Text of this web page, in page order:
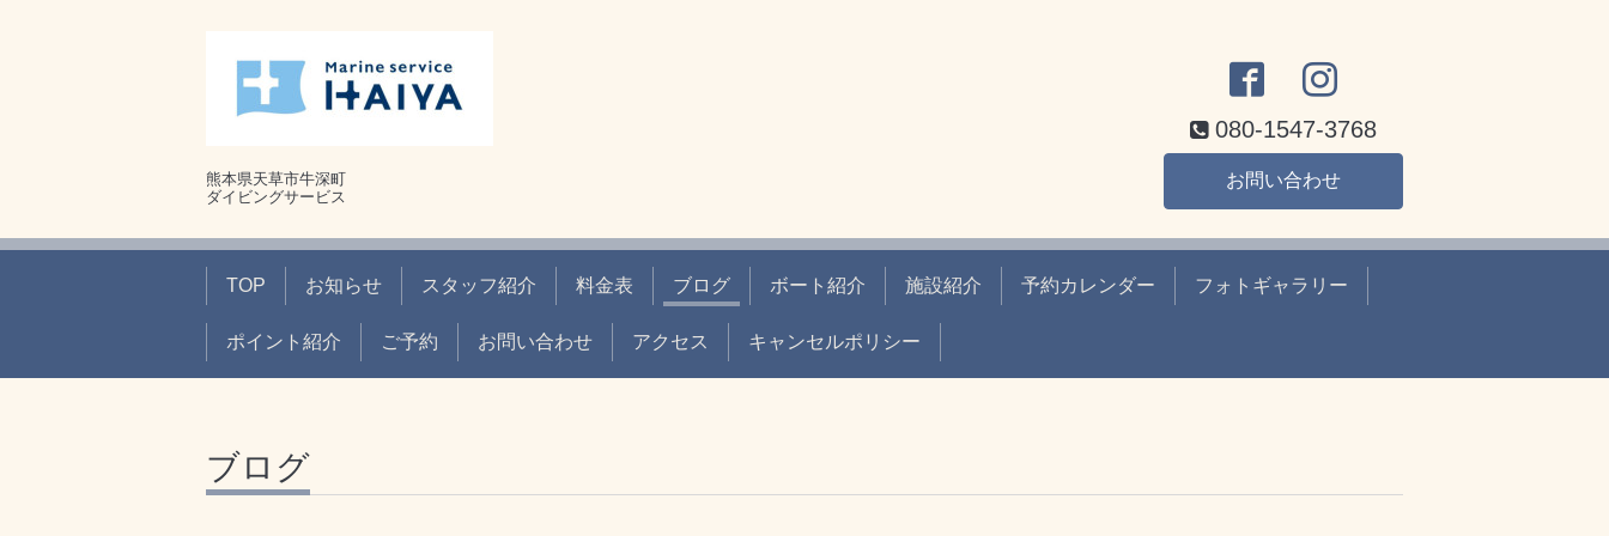
熊本県天草市牛深町
ダイビングサービス
080-1547-3768
お問い合わせ
TOP お知らせ スタッフ紹介 料金表 ブログ ボート紹介 施設紹介 予約カレンダー フォトギャラリー
ポイント紹介 ご予約 お問い合わせ アクセス キャンセルポリシー
ブログ